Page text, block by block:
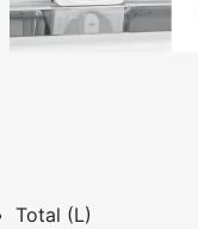
Total (L)